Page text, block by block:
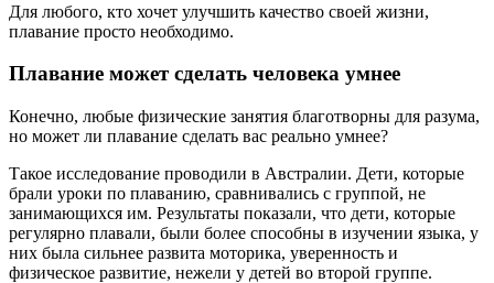
Для любого, кто хочет улучшить качество своей жизни,
плавание просто необходимо.
Плавание может сделать человека умнее
Конечно, любые физические занятия благотворны для разума,
но может ли плавание сделать вас реально умнее?
Такое исследование проводили в Австралии. Дети, которые
брали уроки по плаванию, сравнивались с группой, не
занимающихся им. Результаты показали, что дети, которые
регулярно плавали, были более способны в изучении языка, у
них была сильнее развита моторика, уверенность и
физическое развитие, нежели у детей во второй группе.